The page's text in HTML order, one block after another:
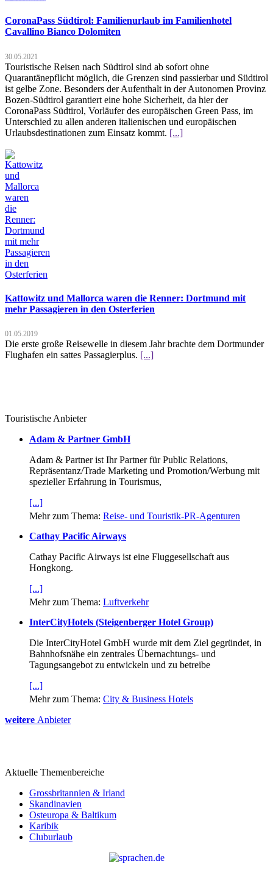
CoronaPass Südtirol: Familienurlaub im Familienhotel
Cavallino Bianco Dolomiten
30.05.2021
Touristische Reisen nach Südtirol sind ab sofort ohne
Quarantänepflicht möglich, die Grenzen sind passierbar und Südtirol
ist gelbe Zone. Besonders der Aufenthalt in der Autonomen Provinz
Bozen-Südtirol garantiert eine hohe Sicherheit, da hier der
CoronaPass Südtirol, Vorläufer des europäischen Green Pass, im
Unterschied zu allen anderen italienischen und europäischen
Urlaubsdestinationen zum Einsatz kommt. [...]
Kattowitz und Mallorca waren die Renner: Dortmund mit
mehr Passagieren in den Osterferien
01.05.2019
Die erste große Reisewelle in diesem Jahr brachte dem Dortmunder
Flughafen ein sattes Passagierplus. [...]
Touristische Anbieter
Adam & Partner GmbH
Adam & Partner ist Ihr Partner für Public Relations,
Repräsentanz/Trade Marketing und Promotion/Werbung mit
spezieller Erfahrung in Tourismus,
[...]
Mehr zum Thema: Reise- und Touristik-PR-Agenturen
Cathay Pacific Airways
Cathay Pacific Airways ist eine Fluggesellschaft aus
Hongkong.
[...]
Mehr zum Thema: Luftverkehr
InterCityHotels (Steigenberger Hotel Group)
Die InterCityHotel GmbH wurde mit dem Ziel gegründet, in
Bahnhofsnähe ein zentrales Übernachtungs- und
Tagungsangebot zu entwickeln und zu betreibe
[...]
Mehr zum Thema: City & Business Hotels
weitere Anbieter
Aktuelle Themenbereiche
Grossbritannien & Irland
Skandinavien
Osteuropa & Baltikum
Karibik
Cluburlaub